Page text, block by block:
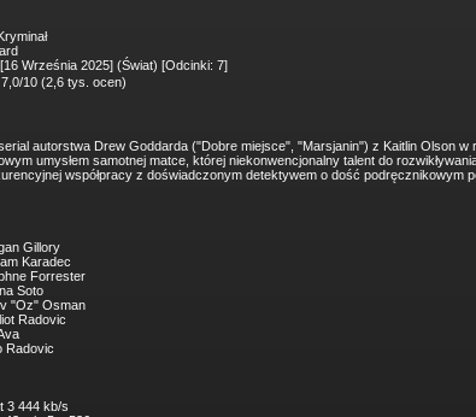
Września 2025] (Świat) [Odcinki: 7]
10 (2,6 tys. ocen)
autorstwa Drew Goddarda ("Dobre miejsce", "Marsjanin") z Kaitlin Olson w
umysłem samotnej matce, której niekonwencjonalny talent do
współpracy z doświadczonym detektywem o dość podręcznikowym
Gillory
Karadec
Forrester
Soto
"Oz" Osman
Radovic
Radovic
3 444 kb/s